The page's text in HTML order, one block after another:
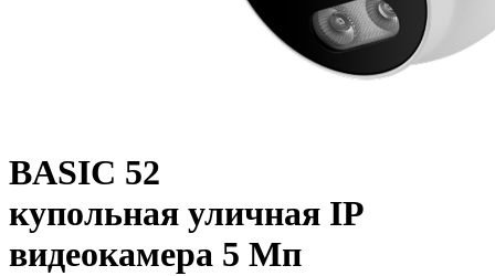
BASIC 52
купольная уличная IP
видеокамера 5 Мп